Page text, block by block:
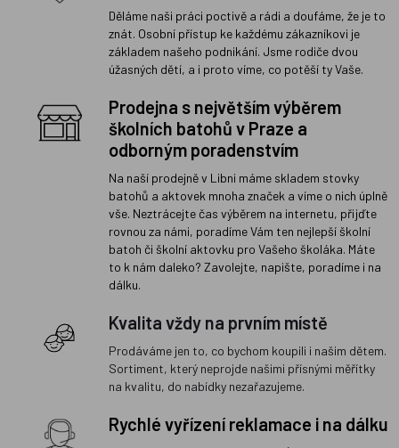
Děláme naši práci poctivě a rádi a doufáme, že je to
znát. Osobní přístup ke každému zákazníkovi je
základem našeho podnikání. Jsme rodiče dvou
úžasných dětí, a i proto víme, co potěší ty Vaše.
Prodejna s největším výběrem
školních batohů v Praze a
odborným poradenstvím
Na naší prodejně v Libni máme skladem stovky
batohů a aktovek mnoha značek a víme o nich úplně
vše. Neztrácejte čas výběrem na internetu, přijďte
rovnou za námi, poradíme Vám ten nejlepší školní
batoh či školní aktovku pro Vašeho školáka. Máte
to k nám daleko? Zavolejte, napište, poradíme i na
dálku.
Kvalita vždy na prvním místě
Prodáváme jen to, co bychom koupili i našim dětem.
Sortiment, který neprojde našimi přísnými měřítky
na kvalitu, do nabídky nezařazujeme.
Rychlé vyřízení reklamace i na dálku